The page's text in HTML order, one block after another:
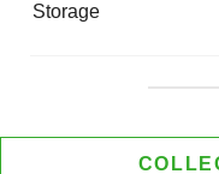
Storage